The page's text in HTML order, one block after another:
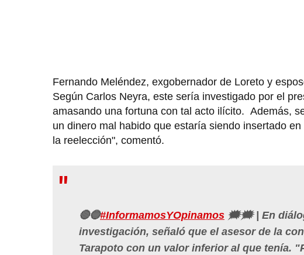
Fernando Meléndez, exgobernador de Loreto y
Según Carlos Neyra, este sería investigado por el
amasando una fortuna con tal acto ilícito. Además,
un dinero mal habido que estaría siendo insertado
la reelección", comentó.
🔴🔵#InformamosYOpinamos 🗯🗯 | En
investigación, señaló que el asesor de la
Tarapoto con un valor inferior al que tenía.